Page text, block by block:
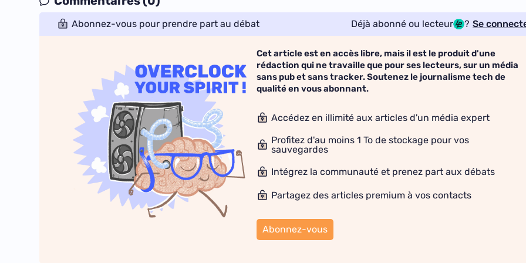
Abonnez-vous pour prendre part au débat Déjà abonné ou lecteur ? Se
Cet article est en accès libre, mais il est le produit d'une
rédaction qui ne travaille que pour ses lecteurs, sur un média
sans pub et sans tracker. Soutenez le journalisme tech de
qualité en vous abonnant.
Accédez en illimité aux articles d'un média expert
Profitez d'au moins 1 To de stockage pour vos
sauvegardes
Intégrez la communauté et prenez part aux débats
Partagez des articles premium à vos contacts
Abonnez-vous